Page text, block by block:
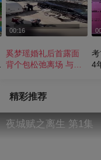
00:16
奚梦瑶婚礼后首露面
背个包松弛离场 与何
礼：它是我们这个长长
4
精彩推荐
夜城赋之离生 第1集